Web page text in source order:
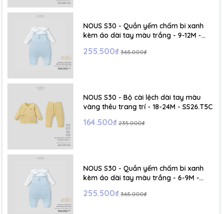
NOUS S30 - Quần yếm chấm bi xanh
kèm áo dài tay màu trắng - 9-12M -
255.500₫ 365.000₫
NOUS S30 - Bộ cài lệch dài tay màu
vàng thêu trang trí - 18-24M - SS26.T5C
164.500₫ 235.000₫
NOUS S30 - Quần yếm chấm bi xanh
kèm áo dài tay màu trắng - 6-9M -
255.500₫ 365.000₫